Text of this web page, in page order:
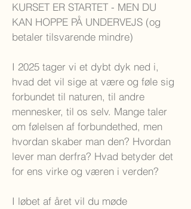
KURSET ER STARTET - MEN DU
KAN HOPPE PÅ UNDERVEJS (og
betaler tilsvarende mindre)
I 2025 tager vi et dybt dyk ned i,
hvad det vil sige at være og føle sig
forbundet til naturen, til andre
mennesker, til os selv. Mange taler
om følelsen af forbundethed, men
hvordan skaber man den? Hvordan
lever man derfra? Hvad betyder det
for ens virke og væren i verden?
I løbet af året vil du møde